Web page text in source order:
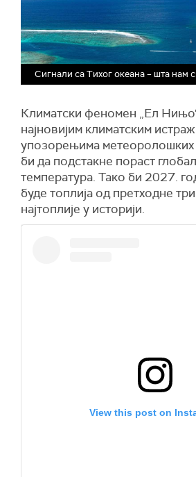
Сигнали са Тихог океана – шта нам
Климатски феномен „Ел
најновијим климатским
упозорењима метеоролошких
би да подстакне пораст
температура. Тако би 2027.
буде топлија од претходне
најтоплије у историји.
View this post on